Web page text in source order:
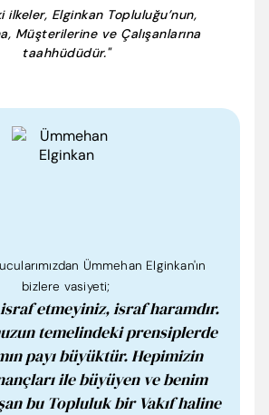
ilkeler, Elginkan Topluluğu’nun,
Müşterilerine ve Çalışanlarına
taahhüdüdür."
Ümmehan Elginkan'ın
bizlere vasiyeti;
etmeyiniz, israf haramdır.
temelindeki prensiplerde
payı büyüktür. Hepimizin
ile büyüyen ve benim
bu Topluluk bir Vakıf haline